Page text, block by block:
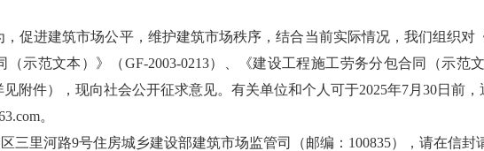
促进建筑市场公平，维护建筑市场秩序，结合当前实际情况，我们组织对
（示范文本）》（GF-2003-0213）、《建设工程施工劳务分包合同（示范
见附件），现向社会公开征求意见。有关单位和个人可于2025年7月30日前
。
三里河路9号住房城乡建设部建筑市场监管司（邮编：100835），请在信封